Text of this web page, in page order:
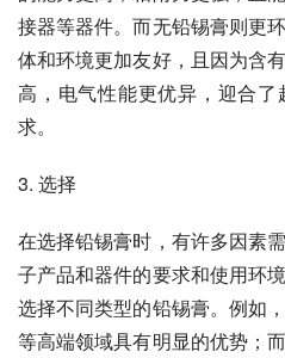
接器等器件。而无铅锡膏则更
体和环境更加友好，且因为含
高，电气性能更优异，迎合
求。
3. 选择
在选择铅锡膏时，有许多因素
子产品和器件的要求和使用环
选择不同类型的铅锡膏。例如
等高端领域具有明显的优势；